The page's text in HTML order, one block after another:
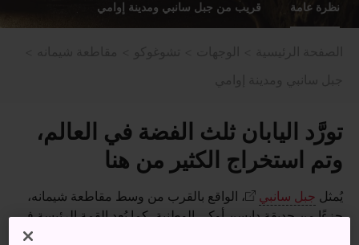
نظرة عامة قريب من جبل سانبي ومدينة إوامي
تورَّد اليابان ثلث الفضة في العالم،
وتم استخراج الكثير من هنا
يُمثل جبل سانبي
، الواقع بالقرب من وسط مقاطعة شيمانه،
جزءًا من حديقة دايسن أوكي الوطنية، كما يُعد القمة الرئيسة في